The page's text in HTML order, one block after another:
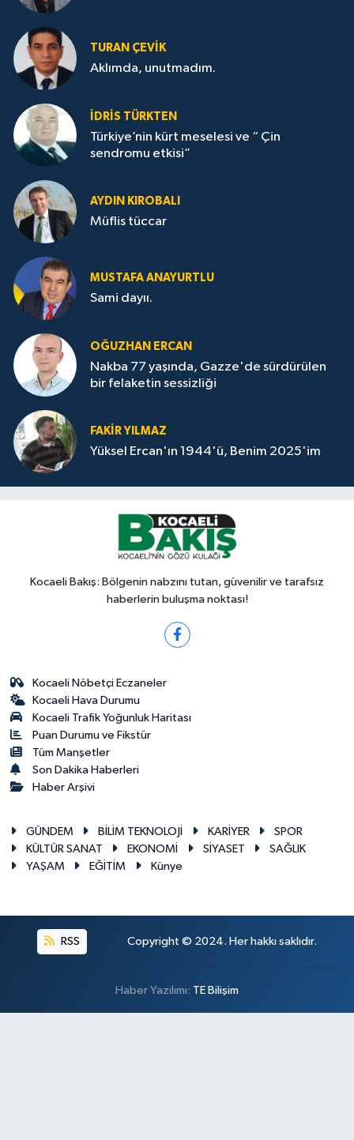
TURAN ÇEVİK
Aklımda, unutmadım.
İDRİS TÜRKTEN
Türkiye’nin kürt meselesi ve “ Çin
sendromu etkisi”
AYDIN KIROBALI
Müflis tüccar
MUSTAFA ANAYURTLU
Sami dayıı.
OĞUZHAN ERCAN
Nakba 77 yaşında, Gazze'de sürdürülen
bir felaketin sessizliği
FAKİR YILMAZ
Yüksel Ercan'ın 1944'ü, Benim 2025'im
Kocaeli Bakış: Bölgenin nabzını tutan, güvenilir ve tarafsız
haberlerin buluşma noktası!
Kocaeli Nöbetçi Eczaneler
Kocaeli Hava Durumu
Kocaeli Trafik Yoğunluk Haritası
Puan Durumu ve Fikstür
Tüm Manşetler
Son Dakika Haberleri
Haber Arşivi
GÜNDEM BİLİM TEKNOLOJİ KARİYER
SPOR
KÜLTÜR SANAT
EKONOMİ SİYASET
SAĞLIK
YAŞAM
EĞİTİM Künye
RSS Copyright © 2024. Her hakkı saklıdır.
Haber Yazılımı: TE Bilişim